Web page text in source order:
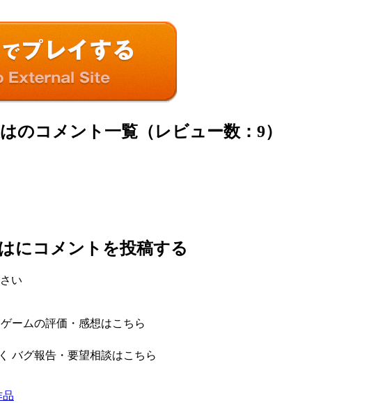
のコメント一覧（レビュー数：9）
にコメントを投稿する
い
ゲームの評価・感想はこちら
バグ報告・要望相談はこちら
品